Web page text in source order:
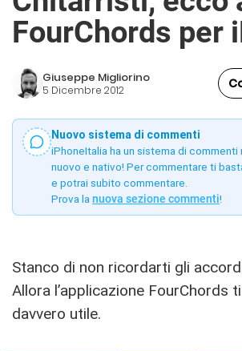
FourChords per
Giuseppe Migliorino
5 Dicembre 2012
Nuovo sistema di commenti
iPhoneItalia ha un sistema di
nuovo e nativo! Per commentare ti
e potrai subito commentare.
Prova la nuova sezione commenti!
Stanco di non ricordarti gli
Allora l’applicazione FourChords
davvero utile.